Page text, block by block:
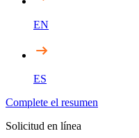
EN
ES
Complete el resumen
Solicitud en línea